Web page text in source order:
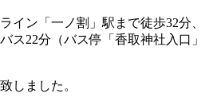
イン「一ノ割」駅まで徒歩32分、
ス22分（バス停「香取神社入口」
しました。